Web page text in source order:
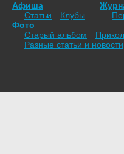
Афиша
Статьи
Клубы
Фото
Старый альбом
Разные статьи и новости